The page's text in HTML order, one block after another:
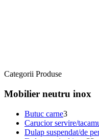
Categorii Produse
Mobilier neutru inox
Butuc carne3
Carucior servire/
Dulap suspendat/de